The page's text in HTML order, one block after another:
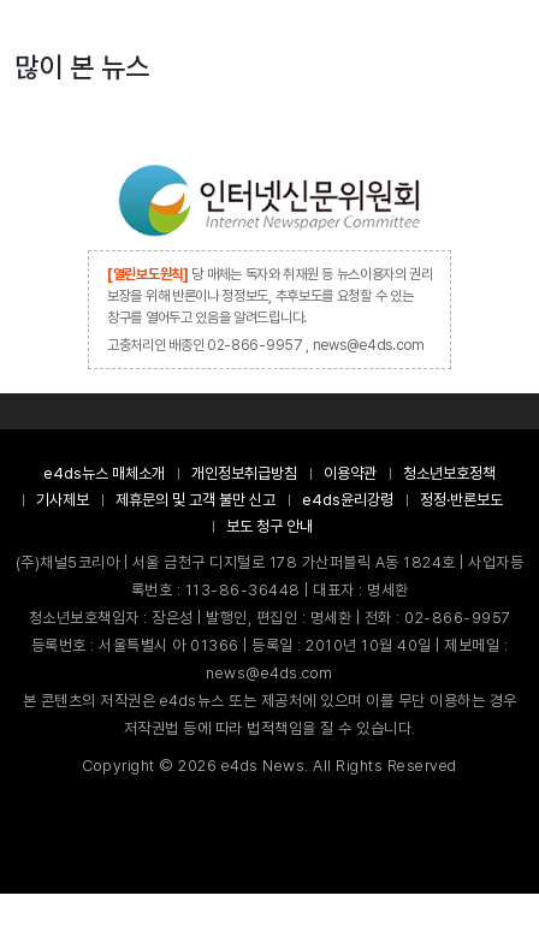
많이 본 뉴스
[열린보도원칙] 당 매체는 독자와 취재원 등 뉴스이용자의 권리
보장을 위해 반론이나 정정보도, 추후보도를 요청할 수 있는
창구를 열어두고 있음을 알려드립니다.
고충처리인 배종인 02-866-9957 , news@e4ds.com
e4ds뉴스 매체소개 개인정보취급방침 이용약관
청소년보호정책
기사제보
제휴문의 및 고객 불만 신고 e4ds윤리강령
정정·반론보도
보도 청구 안내
(주)채널5코리아 | 서울 금천구 디지털로 178 가산퍼블릭 A동 1824호 | 사업자등
록번호 : 113-86-36448 | 대표자 : 명세환
청소년보호책임자 : 장은성 | 발행인, 편집인 : 명세환 | 전화 : 02-866-9957
등록번호 : 서울특별시 아 01366 | 등록일 : 2010년 10월 40일 | 제보메일 :
news@e4ds.com
본 콘텐츠의 저작권은 e4ds뉴스 또는 제공처에 있으며 이를 무단 이용하는 경우
저작권법 등에 따라 법적책임을 질 수 있습니다.
Copyright ©2026 e4ds News. All Rights Reserved